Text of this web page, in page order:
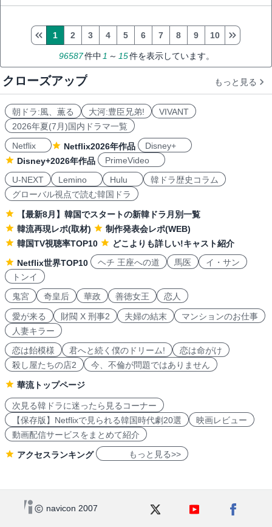
96587件中 1 ～ 15件を表示しています。
1 2 3 4 5 6 7 8 9 10
クローズアップ もっと見る
朝ドラ:風、薫る 大河:豊臣兄弟!
VIVANT
2026年夏(7月)国内ドラマ一覧
Netflix
Netflix2026年作品
Disney+
Disney+2026年作品
PrimeVideo
U-NEXT
Lemino Hulu
韓ドラ歴史コラム
グローバル視点で読む韓国ドラ
【最新8月】韓国でスタートの新韓ドラ月別一覧
韓流再現レポ(取材)
制作発表会レポ(WEB)
韓国TV視聴率TOP10
どこよりも詳しい!キャスト紹介
Netflix世界TOP10
ヘチ 王座への道 馬医
イ・サン
トンイ
鬼宮
奇皇后 華政 善徳女王 恋人
愛が来る 財閥 X 刑事2 夫婦の結末
マンションのお仕事
人妻キラー
恋は飴模様
君へと続く僕のドリーム!
恋は命がけ
殺し屋たちの店2
今、不倫が問題ではありません
華流トップページ
次見る韓ドラに迷ったら見るコーナー
【保存版】Netflixで見られる韓国時代劇20選
映画レビュー
動画配信サービスをまとめて紹介
アクセスランキング もっと見る>>
navicon 2007